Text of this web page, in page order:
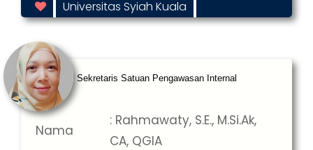
JabatanUniversitas Syiah Kuala
Sekretaris Satuan Pengawasan Internal
Nama
: Rahmawaty, S.E., M.Si.Ak,
CA, QGIA